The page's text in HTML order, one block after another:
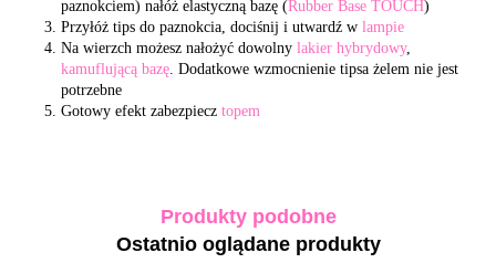
paznokciem) nałóż elastyczną bazę (Rubber Base TOUCH)
Przyłóż tips do paznokcia, dociśnij i utwardź w lampie
Na wierzch możesz nałożyć dowolny lakier hybrydowy,
kamuflującą bazę. Dodatkowe wzmocnienie tipsa żelem nie jest
potrzebne
Gotowy efekt zabezpiecz topem
Produkty podobne
Ostatnio oglądane produkty